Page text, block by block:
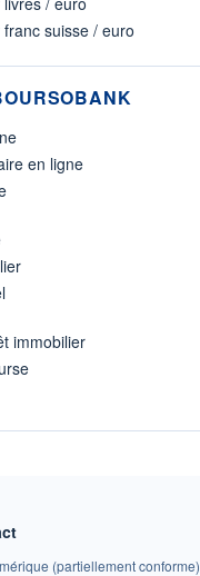
suisse / euro
en ligne
immobilier
(partiellement conforme)